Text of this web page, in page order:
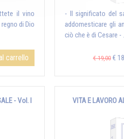
il vino
di Dio
carrello
- Il significato del
addomesticare gli
ciò che è di Cesare -
€ 19,00 €
- Vol. I VITA E LAVORO